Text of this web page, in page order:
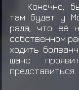
Конечно,
там будет у
рада, что её
собственном
ходить
шанс
представиться.